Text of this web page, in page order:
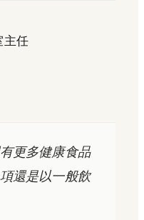
主任
更多健康食品
還是以一般飲